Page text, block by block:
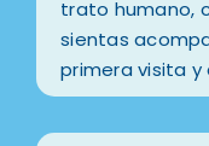
trato humano,
sientas
primera visita